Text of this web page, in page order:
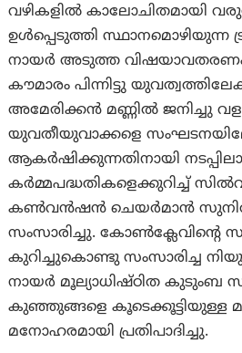
വഴികളിൽ കാലോചിതമായി
ഉൾപ്പെടുത്തി
നായർ അടുത്ത വിഷയാവതരണം
കൗമാരം പിന്നിട്ടു
അമേരിക്കൻ മണ്ണിൽ ജനിച്ചു
യുവതീയുവാക്കളെ
ആകർഷിക്കുന്നതിനായി
കർമ്മപദ്ധതികളെക്കുറിച്ച്
കൺവൻഷൻ ചെയർമാൻ
സംസാരിച്ചു. കോൺക്ലേവിന്റെ
കുറിച്ചുകൊണ്ടു സംസാരിച്ച
നായർ മൂല്യാധിഷ്ഠിത കുടുംബ
കുഞ്ഞുങ്ങളെ കൂടെക്കൂട്ടിയുള്ള
മനോഹരമായി പ്രതിപാദിച്ചു.